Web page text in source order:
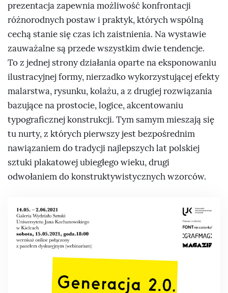
prezentacja zapewnia możliwość konfrontacji
różnorodnych postaw i praktyk, których wspólną
cechą stanie się czas ich zaistnienia. Na wystawie
zauważalne są przede wszystkim dwie tendencje.
To z jednej strony działania oparte na eksponowaniu
ilustracyjnej formy, nierzadko wykorzystującej efekty
malarstwa, rysunku, kolażu, a z drugiej rozwiązania
bazujące na prostocie, logice, akcentowaniu
typograficznej konstrukcji. Tym samym mieszają się
tu nurty, z których pierwszy jest bezpośrednim
nawiązaniem do tradycji najlepszych lat polskiej
sztuki plakatowej ubiegłego wieku, drugi
odwołaniem do konstruktywistycznych wzorców.